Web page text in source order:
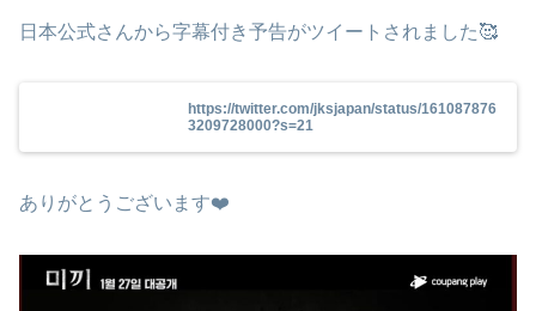
日本公式さんから字幕付き予告がツイートされました🥰
https://twitter.com/jksjapan/status/161087876
3209728000?s=21
ありがとうございます❤️